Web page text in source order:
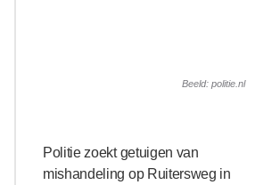
Beeld: politie.nl
Politie zoekt getuigen van
mishandeling op Ruitersweg in